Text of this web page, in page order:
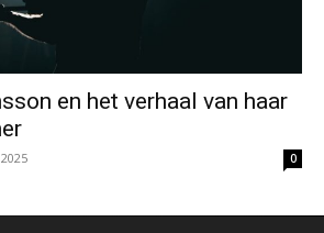
en het verhaal van haar
0